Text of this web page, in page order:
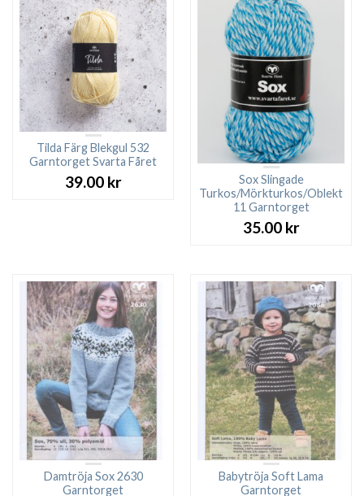
Tilda Färg Blekgul 532
Garntorget Svarta Fåret
39.00 kr
Sox Slingade
Turkos/Mörkturkos/Oblekt
11 Garntorget
35.00 kr
Damtröja Sox 2630
Garntorget
Babytröja Soft Lama
Garntorget